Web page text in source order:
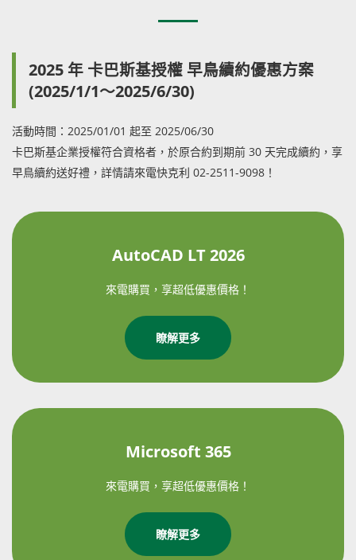
2025 年 卡巴斯基授權 早鳥續約優惠方案
(2025/1/1～2025/6/30)
活動時間：2025/01/01 起至 2025/06/30
卡巴斯基企業授權符合資格者，於原合約到期前 30 天完成續約，享
早鳥續約送好禮，詳情請來電快克利 02-2511-9098！
AutoCAD LT 2026
來電購買，享超低優惠價格！
瞭解更多
Microsoft 365
來電購買，享超低優惠價格！
瞭解更多